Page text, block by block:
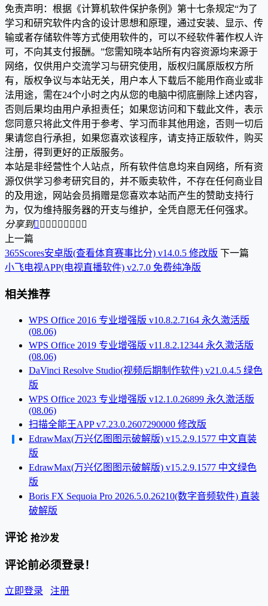
免责声明：根据《计算机软件保护条例》第十七条规定“为了
学习和研究软件内含的设计思想和原理，通过安装、显示、传
输或者存储软件等方式使用软件的，可以不经软件著作权人许
可，不向其支付报酬。”您需知晓本站所有内容资源均来源于
网络，仅供用户交流学习与研究使用，版权归属原版权方所
有，版权争议与本站无关，用户本人下载后不能用作商业或非
法用途，需在24个小时之内从您的电脑中彻底删除上述内容，
否则后果均由用户承担责任；如果您访问和下载此文件，表示
您同意只将此文件用于参考、学习而非其他用途，否则一切后
果请您自行承担，如果您喜欢该程序，请支持正版软件，购买
注册，得到更好的正版服务。
本站是非经营性个人站点，所有软件信息均来自网络，所有资
源仅供学习参考研究目的，并不贩卖软件，不存在任何商业目
的及用途，网站会员捐赠是您喜欢本站而产生的赞助支持行
为，仅为维持服务器的开支与维护，全凭自愿无任何强求。
分享到        
上一篇
365Scores安卓版(查看体育赛事比分) v14.0.5 修改版 下一篇
小飞电视APP(电视直播软件) v2.7.0 免费纯净版
相关推荐
WPS Office 2016 专业增强版 v10.8.2.7164 永久激活版
(08.06)
WPS Office 2019 专业增强版 v11.8.2.12344 永久激活版
(08.06)
DaVinci Resolve Studio(视频后期制作软件) v21.0.4.5 绿色
版
WPS Office 2023 专业增强版 v12.1.0.26899 永久激活版
(08.06)
扫描全能王APP v7.23.0.2607290000 修改版
EdrawMax(万兴亿图图示破解版) v15.2.9.1577 中文直装
版
EdrawMax(万兴亿图图示破解版) v15.2.9.1577 中文绿色
版
Boris FX Sequoia Pro 2026.5.0.26210(数字音频软件) 直装
破解版
评论 抢沙发
评论前必须登录！
立即登录 注册